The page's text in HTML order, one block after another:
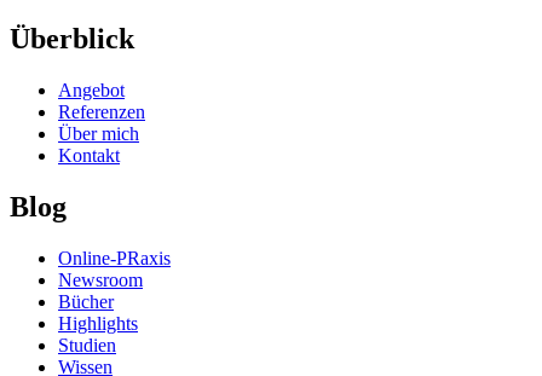
Überblick
Angebot
Referenzen
Über mich
Kontakt
Blog
Online-PRaxis
Newsroom
Bücher
Highlights
Studien
Wissen